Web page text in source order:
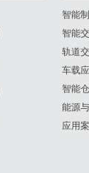
智能
智能
轨道
车载
智能
能源
应用